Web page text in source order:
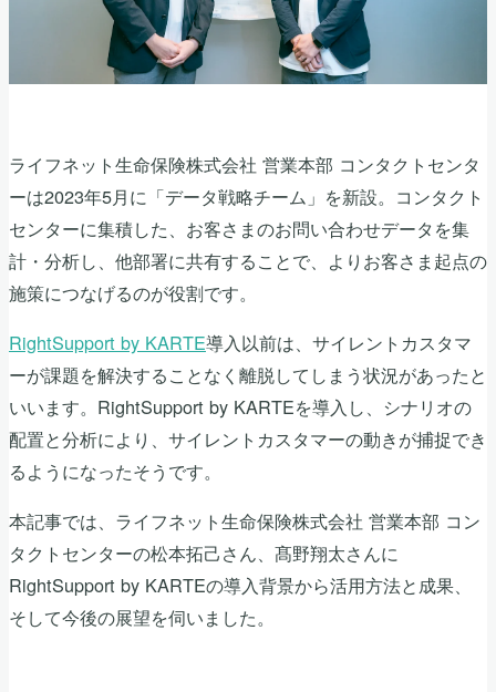
ライフネット生命保険株式会社 営業本部 コンタクトセンタ
ーは2023年5月に「データ戦略チーム」を新設。コンタクト
センターに集積した、お客さまのお問い合わせデータを集
計・分析し、他部署に共有することで、よりお客さま起点の
施策につなげるのが役割です。
RightSupport by KARTE導入以前は、サイレントカスタマ
ーが課題を解決することなく離脱してしまう状況があったと
いいます。RightSupport by KARTEを導入し、シナリオの
配置と分析により、サイレントカスタマーの動きが捕捉でき
るようになったそうです。
本記事では、ライフネット生命保険株式会社 営業本部 コン
タクトセンターの松本拓己さん、髙野翔太さんに
RightSupport by KARTEの導入背景から活用方法と成果、
そして今後の展望を伺いました。